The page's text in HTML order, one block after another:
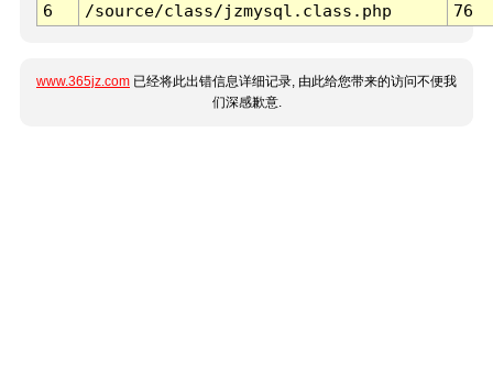
6
/source/class/jzmysql.class.php 76
www.365jz.com 已经将此出错信息详细记录, 由此给您带来的访问不便我
们深感歉意.